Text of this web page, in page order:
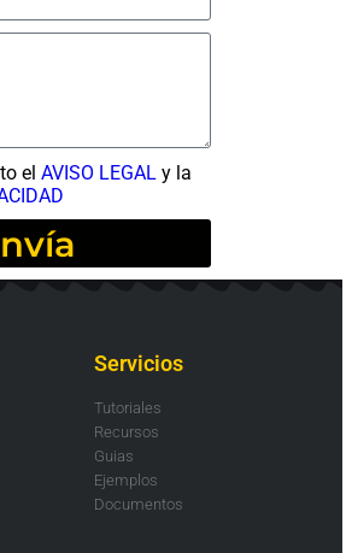
el AVISO LEGAL y la
Servicios
Tutoriales
Recursos
Guias
Ejemplos
Documentos